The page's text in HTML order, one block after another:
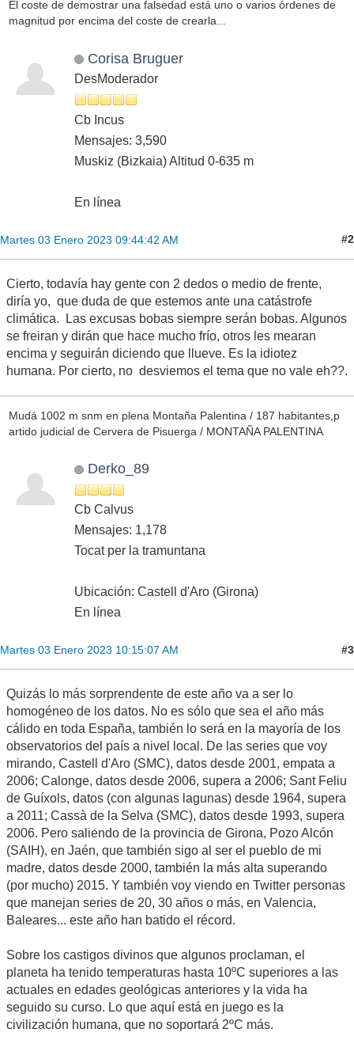
El coste de demostrar una falsedad está uno o varios órdenes de
magnitud por encima del coste de crearla...
Corisa Bruguer
DesModerador
Cb Incus
Mensajes: 3,590
Muskiz (Bizkaia) Altitud 0-635 m
En línea
Martes 03 Enero 2023 09:44:42 AM #2
Cierto, todavía hay gente con 2 dedos o medio de frente,
diría yo, que duda de que estemos ante una catástrofe
climática. Las excusas bobas siempre serán bobas. Algunos
se freiran y dirán que hace mucho frío, otros les mearan
encima y seguirán diciendo que llueve. Es la idiotez
humana. Por cierto, no desviemos el tema que no vale eh??.
Mudá 1002 m snm en plena Montaña Palentina / 187 habitantes,p
artido judicial de Cervera de Pisuerga / MONTAÑA PALENTINA
Derko_89
Cb Calvus
Mensajes: 1,178
Tocat per la tramuntana
Ubicación: Castell d'Aro (Girona)
En línea
Martes 03 Enero 2023 10:15:07 AM #3
Quizás lo más sorprendente de este año va a ser lo
homogéneo de los datos. No es sólo que sea el año más
cálido en toda España, también lo será en la mayoría de los
observatorios del país a nivel local. De las series que voy
mirando, Castell d'Aro (SMC), datos desde 2001, empata a
2006; Calonge, datos desde 2006, supera a 2006; Sant Feliu
de Guíxols, datos (con algunas lagunas) desde 1964, supera
a 2011; Cassà de la Selva (SMC), datos desde 1993, supera
2006. Pero saliendo de la provincia de Girona, Pozo Alcón
(SAIH), en Jaén, que también sigo al ser el pueblo de mi
madre, datos desde 2000, también la más alta superando
(por mucho) 2015. Y también voy viendo en Twitter personas
que manejan series de 20, 30 años o más, en Valencia,
Baleares... este año han batido el récord.
Sobre los castigos divinos que algunos proclaman, el
planeta ha tenido temperaturas hasta 10ºC superiores a las
actuales en edades geológicas anteriores y la vida ha
seguido su curso. Lo que aquí está en juego es la
civilización humana, que no soportará 2ºC más.